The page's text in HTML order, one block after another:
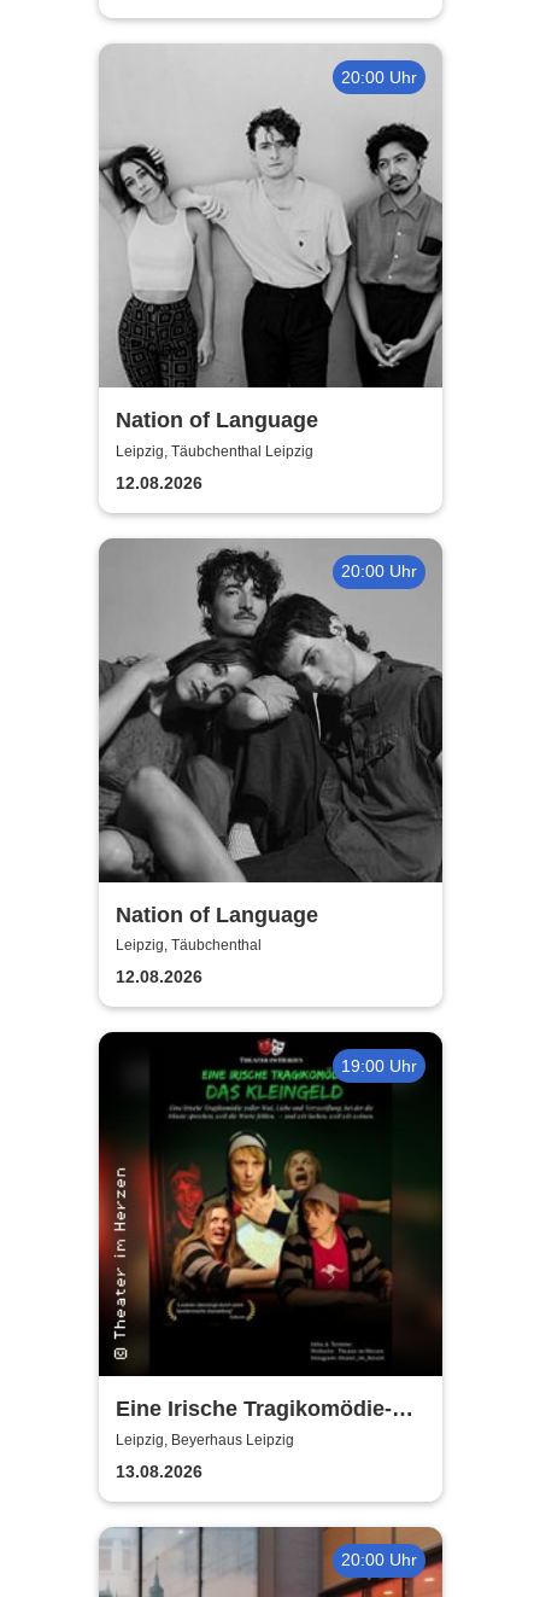
20:00 Uhr
Nation of Language
Leipzig, Täubchenthal Leipzig
12.08.2026
20:00 Uhr
Nation of Language
Leipzig, Täubchenthal
12.08.2026
19:00 Uhr
Eine Irische Tragikomödie-
Das Kleingeld | Getreu dem
Motto: Wir lachen, weil wir
weinen
Leipzig, Beyerhaus Leipzig
13.08.2026
20:00 Uhr